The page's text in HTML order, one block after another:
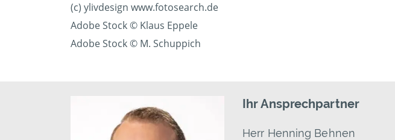
(c) ylivdesign www.fotosearch.de
Adobe Stock © Klaus Eppele
Adobe Stock © M. Schuppich
Ihr Ansprechpartner
Herr Henning Behnen